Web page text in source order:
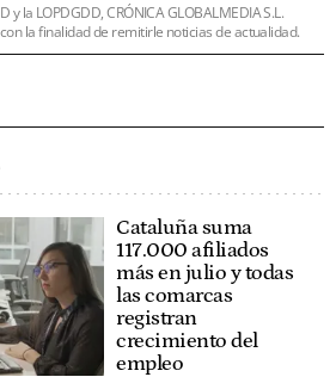
y la LOPDGDD, CRÓNICA GLOBALMEDIA S.L.
la finalidad de remitirle noticias de actualidad.
Cataluña suma
117.000 afiliados
más en julio y todas
las comarcas
registran
crecimiento del
empleo